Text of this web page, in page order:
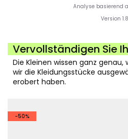
Vervollständigen Sie
Die Kleinen wissen ganz genau,
wir die Kleidungsstücke
erobert haben.
-50%